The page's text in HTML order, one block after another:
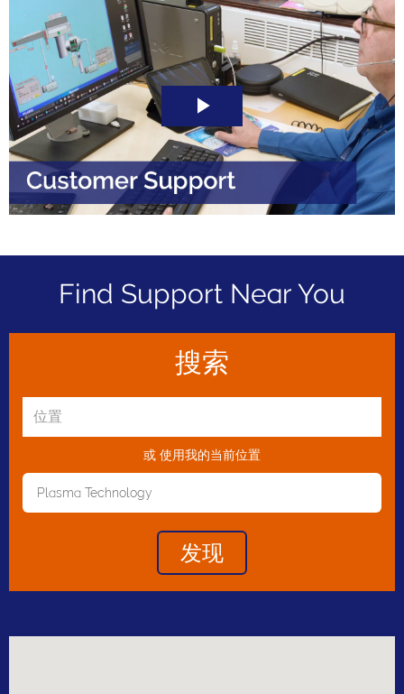
Play
Video
Find Support Near You
搜索
或 使用我的当前位置
Plasma Technology
Toggle Dropdown
发现